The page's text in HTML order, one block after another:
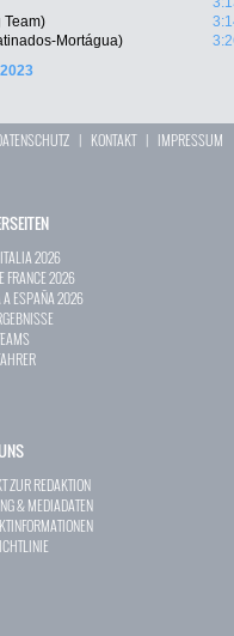
Team)
Mortágua)
| KONTAKT| IMPRESSUM
2026
FRANCE 2026
A ESPAÑA 2026
ZUR REDAKTION
& MEDIADATEN